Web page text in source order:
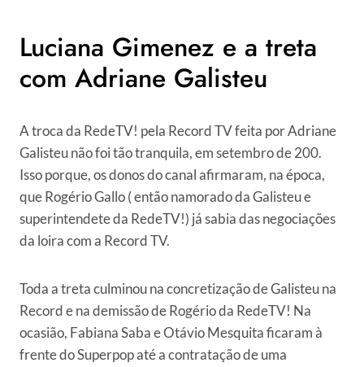
Luciana Gimenez e a treta
com Adriane Galisteu
A troca da RedeTV! pela Record TV feita por Adriane
Galisteu não foi tão tranquila, em setembro de 200.
Isso porque, os donos do canal afirmaram, na época,
que Rogério Gallo ( então namorado da Galisteu e
superintendete da RedeTV!) já sabia das negociações
da loira com a Record TV.
Toda a treta culminou na concretização de Galisteu na
Record e na demissão de Rogério da RedeTV! Na
ocasião, Fabiana Saba e Otávio Mesquita ficaram à
frente do Superpop até a contratação de uma